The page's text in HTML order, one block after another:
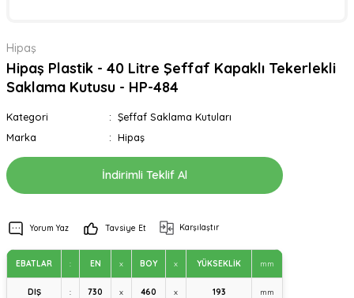
Hipaş
Hipaş Plastik - 40 Litre Şeffaf Kapaklı Tekerlekli
Saklama Kutusu - HP-484
Kategori
Şeffaf Saklama Kutuları
Marka
Hipaş
İndirimli Teklif Al
Yorum Yaz Tavsiye Et Karşılaştır
EBATLAR : EN x BOY x YÜKSEKLİK mm
DIŞ : 730 x 460 x 193 mm